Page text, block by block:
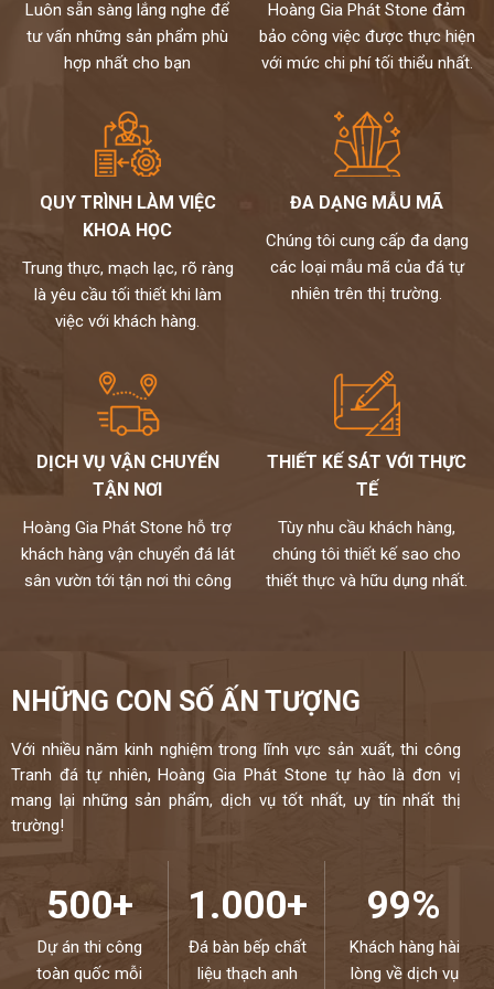
Luôn sẵn sàng lắng nghe để
tư vấn những sản phẩm phù
hợp nhất cho bạn
Hoàng Gia Phát Stone đảm
bảo công việc được thực hiện
với mức chi phí tối thiểu nhất.
QUY TRÌNH LÀM VIỆC
KHOA HỌC
Trung thực, mạch lạc, rõ ràng
là yêu cầu tối thiết khi làm
việc với khách hàng.
ĐA DẠNG MẪU MÃ
Chúng tôi cung cấp đa dạng
các loại mẫu mã của đá tự
nhiên trên thị trường.
DỊCH VỤ VẬN CHUYỂN
TẬN NƠI
Hoàng Gia Phát Stone hỗ trợ
khách hàng vận chuyển đá lát
sân vườn tới tận nơi thi công
THIẾT KẾ SÁT VỚI THỰC
TẾ
Tùy nhu cầu khách hàng,
chúng tôi thiết kế sao cho
thiết thực và hữu dụng nhất.
NHỮNG CON SỐ ẤN TƯỢNG
Với nhiều năm kinh nghiệm trong lĩnh vực sản xuất, thi công
Tranh đá tự nhiên, Hoàng Gia Phát Stone tự hào là đơn vị
mang lại những sản phẩm, dịch vụ tốt nhất, uy tín nhất thị
trường!
500+
Dự án thi công
toàn quốc mỗi
1.000+
Đá bàn bếp chất
liệu thạch anh
99%
Khách hàng hài
lòng về dịch vụ